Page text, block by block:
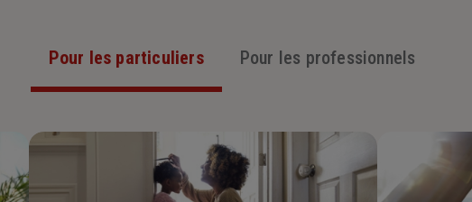
Pour les particuliers Pour les professionnels